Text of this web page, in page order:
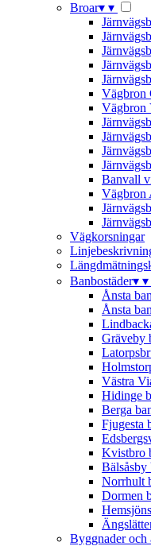
Broar▾ ▾
Vägbron
Vägbron
Banvall
Vägbron
Vägkorsningar
Banbostäder▾ ▾
Ånsta
Ånsta
Gräveby
Västra
Hidinge
Berga
Fjugesta
Kvistbro
Bälsåsby
Norrhult
Dormen
Byggnader och